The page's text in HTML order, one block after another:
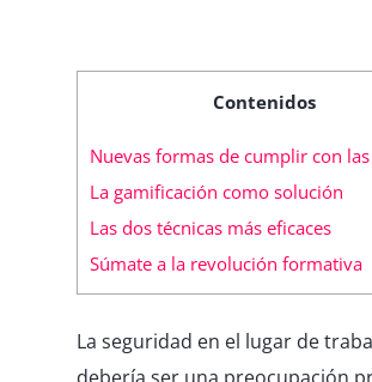
Contenidos
Nuevas formas de cumplir con
La gamificación como solución
Las dos técnicas más eficaces
Súmate a la revolución formativa
La seguridad en el lugar de